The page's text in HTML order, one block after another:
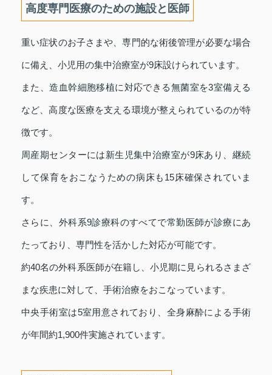
高度専門医療のための施設と医師
重い症状のお子さまや、専門的な術後管理が必要な場合
に備え、小児用の集中治療室が9床設けられています。
また、造血幹細胞移植に対応できる無菌室を3室備える
など、高度な医療を支える環境が整えられているのが特
徴です。
周産期センターには新生児集中治療室が9床あり、継続
して保育をおこなうための病床も15床確保されていま
す。
さらに、外科系9診療科のすべてで常勤医師が診療にあ
たっており、専門性を活かした対応が可能です。
約40名の外科系医師が在籍し、小児期に見られるさまざ
まな疾患に対して、手術治療をおこなっています。
中央手術室は5室用意されており、全身麻酔による手術
が年間約1,900件実施されています。